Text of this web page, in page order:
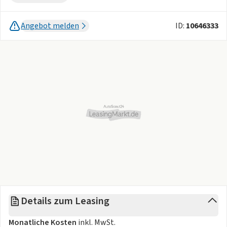
- Pro Ausstattung:
Jetzt bei Deinem smart-Partner vor Ort jederzeit
Probefahren.
Angebot melden ID: 10646333
Details zum Leasing
Monatliche Kosten inkl. MwSt.